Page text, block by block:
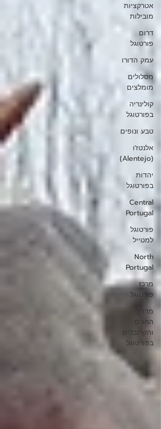
אטרקציות
מובילות
דרום
פורטוגל
עמק הדורו
מסלולים
מומלצים
קולינריה
בפורטוגל
טבע ונופים
אלנטז'ו
(Alentejo)
יהדות
בפורטוגל
Central
Portugal
פורטוגל
למטייל
North
Portugal
מרכז
פורטוגל
מדריך
החגים
והקרנבלים
בפורטוגל